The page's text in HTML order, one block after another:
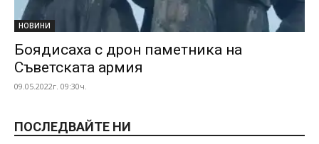
НОВИНИ
Боядисаха с дрон паметника на
Съветската армия
09.05.2022г. 09:30ч.
ПОСЛЕДВАЙТЕ НИ